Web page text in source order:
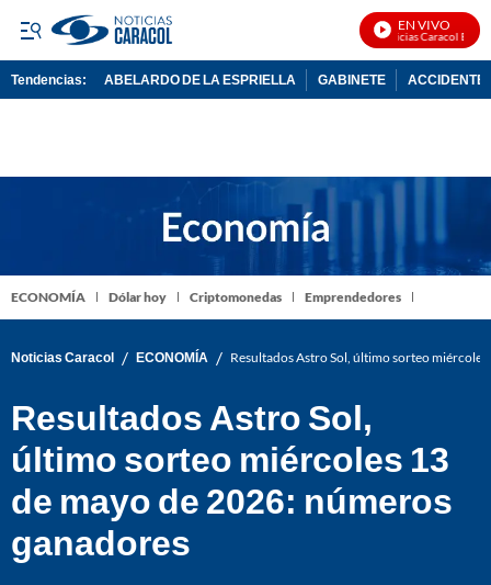
EN VIVO
Noticias Caracol En Vivo
Tendencias: ABELARDO DE LA ESPRIELLA GABINETE ACCIDENTE
ECONOMÍA Dólar hoy Criptomonedas Emprendedores
Noticias Caracol / ECONOMÍA / Resultados Astro Sol, último sorteo
Resultados Astro Sol,
último sorteo miércoles 13
de mayo de 2026: números
ganadores